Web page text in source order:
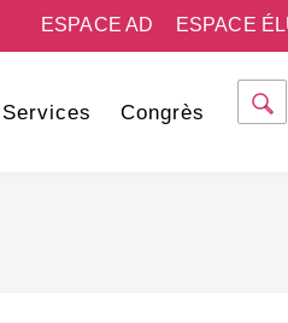
ESPACE
ESPACE AD
Services Congrès